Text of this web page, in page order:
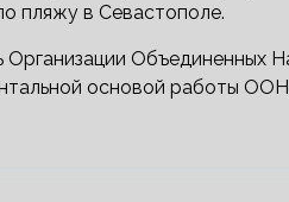
пляжу в Севастополе.
Организации Объединенных
основой работы